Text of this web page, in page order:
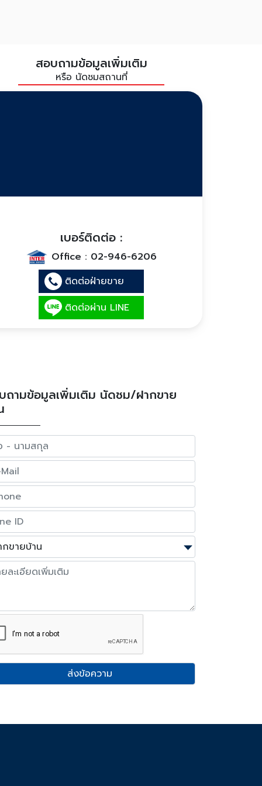
สอบถามข้อมูลเพิ่มเติม
หรือ นัดชมสถานที่
เบอร์ติดต่อ :
Office : 02-946-6206
ติดต่อฝ่ายขาย
ติดต่อผ่าน LINE
ถามข้อมูลเพิ่มเติม นัดชม/ฝากขาย
ส่งข้อความ